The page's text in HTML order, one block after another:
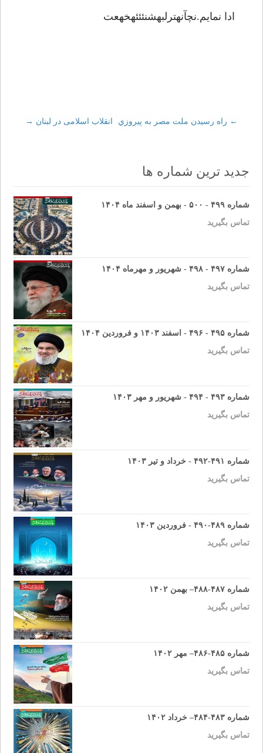
ادا نمايم.نچآنهترلبهشنئئئهخهعت
Post
navigation
← راه رسيدن ملت مصر به پيروزي انقلاب اسلامی در لبنان →
جدید ترین شماره ها
شماره ۴۹۹ - ۵۰۰ - بهمن و اسفند ماه ۱۴۰۴
تماس بگیرید
شماره ۴۹۷ - ۴۹۸ - شهریور و مهرماه ۱۴۰۴
تماس بگیرید
شماره ۴۹۵ - ۴۹۶ - اسفند ۱۴۰۳ و فروردین ۱۴۰۴
تماس بگیرید
شماره ۴۹۳ - ۴۹۴ - شهریور و مهر ۱۴۰۳
تماس بگیرید
شماره ۴۹۱-۴۹۲ - خرداد و تیر ۱۴۰۳
تماس بگیرید
شماره ۴۸۹-۴۹۰ - فروردین ۱۴۰۳
تماس بگیرید
شماره ۴۸۷-۴۸۸– بهمن ۱۴۰۲
تماس بگیرید
شماره ۴۸۵-۴۸۶– مهر ۱۴۰۲
تماس بگیرید
شماره ۴۸۳-۴۸۴– خرداد ۱۴۰۲
تماس بگیرید